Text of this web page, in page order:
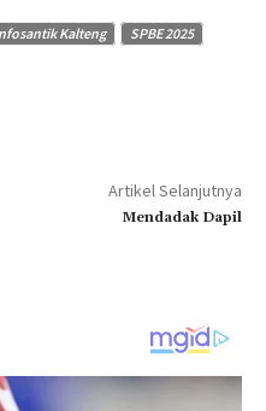
Kalteng SPBE 2025
Artikel Selanjutnya
Mendadak Dapil